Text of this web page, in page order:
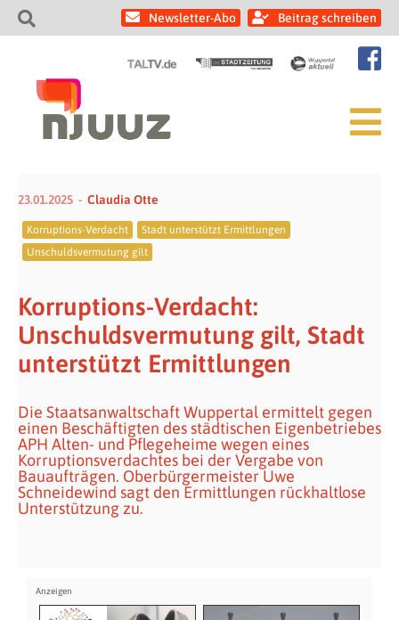
Newsletter-Abo Beitrag schreiben
23.01.2025 Claudia Otte
Korruptions-Verdacht
Stadt unterstützt Ermittlungen
Unschuldsvermutung gilt
Korruptions-Verdacht:
Unschuldsvermutung gilt, Stadt
unterstützt Ermittlungen
Die Staatsanwaltschaft Wuppertal ermittelt gegen
einen Beschäftigten des städtischen Eigenbetriebes
APH Alten- und Pflegeheime wegen eines
Korruptionsverdachtes bei der Vergabe von
Bauaufträgen. Oberbürgermeister Uwe
Schneidewind sagt den Ermittlungen rückhaltlose
Unterstützung zu.